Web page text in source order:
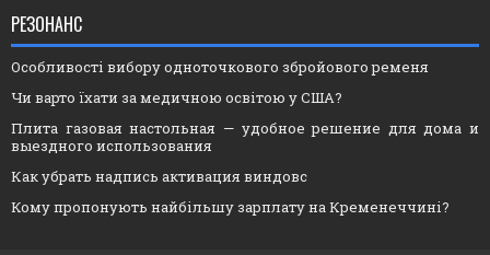
РЕЗОНАНС
Особливості вибору одноточкового збройового ременя
Чи варто їхати за медичною освітою у США?
Плита газовая настольная — удобное решение для дома и
выездного использования
Как убрать надпись активация виндовс
Кому пропонують найбільшу зарплату на Кременеччині?